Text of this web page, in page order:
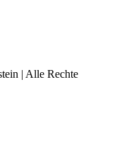
| Alle Rechte